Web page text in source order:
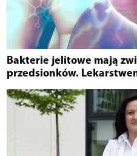
Bakterie jelitowe mają
przedsionków.